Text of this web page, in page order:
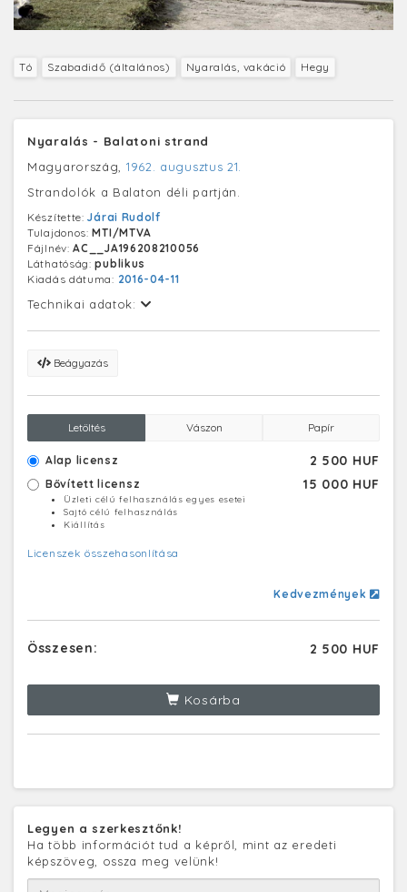
Tó Szabadidő (általános) Nyaralás, vakáció Hegy
Nyaralás - Balatoni strand
Magyarország, 1962. augusztus 21.
Strandolók a Balaton déli partján.
Készítette:Járai Rudolf
Tulajdonos:MTI/MTVA
Fájlnév:AC__JA196208210056
Láthatóság:publikus
Kiadás dátuma: 2016-04-11
Technikai adatok:
Beágyazás
Letöltés Vászon Papír
Alap licensz 2 500 HUF
Bővített licensz 15 000 HUF
Üzleti célú felhasználás egyes esetei
Sajtó célú felhasználás
Kiállítás
Licenszek összehasonlítása
Kedvezmények
Összesen: 2 500 HUF
Kosárba
Legyen a szerkesztőnk!
Ha több információt tud a képről, mint az eredeti
képszöveg, ossza meg velünk!